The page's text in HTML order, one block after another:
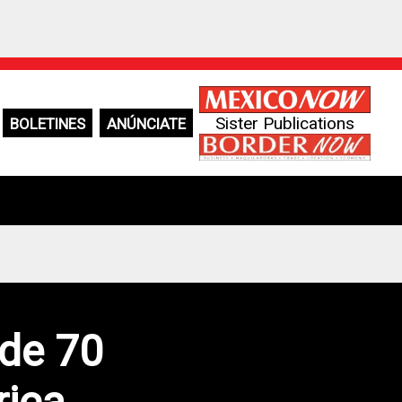
BOLETINES ANÚNCIATE Sister Publications
70